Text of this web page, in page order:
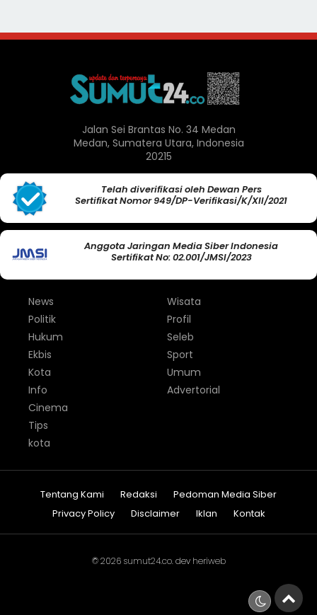
Jalan Sei Brantas No. 34 Medan
Medan, Sumatera Utara, Indonesia
20215
Telah diverifikasi oleh Dewan Pers
Sertifikat Nomor 949/DP-Verifikasi/K/XII/2021
Anggota Jaringan Media Siber Indonesia
Sertifikat No: 02.001/JMSI/2023
News
Politik
Hukum
Ekbis
Kota
Info
Wisata
Profil
Seleb
Sport
Umum
Advertorial
Cinema
Tips
kota
Tentang Kami Redaksi
Pedoman Media Siber
Privacy Policy
Disclaimer Iklan Kontak
© 2026 sumut24.co. dev heriweb